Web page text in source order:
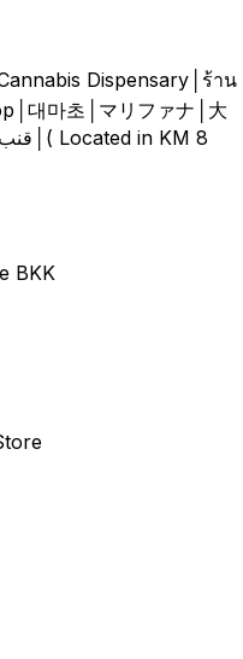
Dispensary│ร้าน
대마초│マリファナ│大
BKK